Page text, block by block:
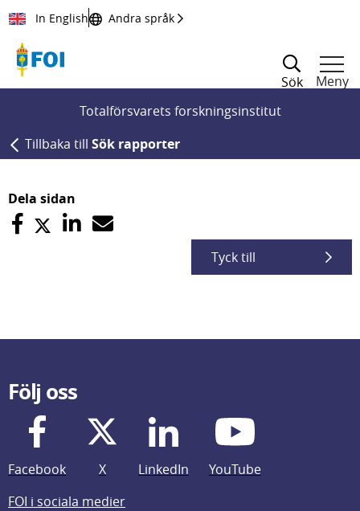
Till innehållet
In English Andra språk
Sök
Meny
Totalförsvarets forskningsinstitut
Tillbaka till Sök rapporter
Dela sidan
Tyck till
Följ oss
Facebook X LinkedIn
YouTube
FOI i sociala medier